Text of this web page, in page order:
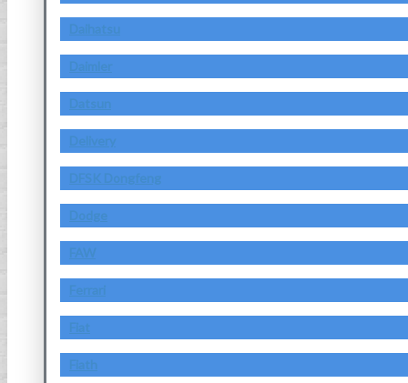
Daihatsu
Daimler
Datsun
Delivery
DFSK Dongfeng
Dodge
FAW
Ferrari
Fiat
Fiath